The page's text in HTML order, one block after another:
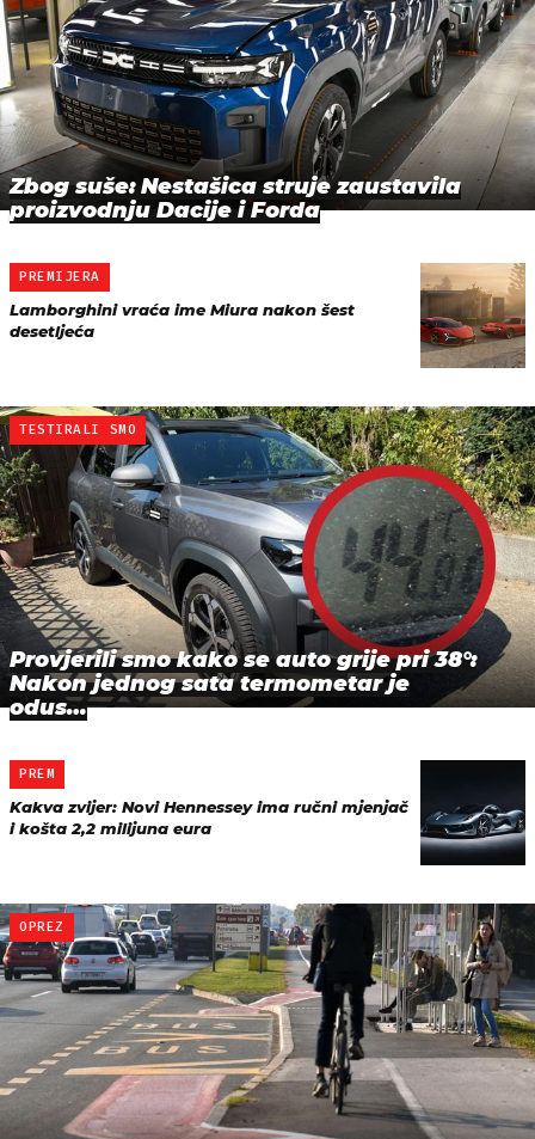
Zbog suše: Nestašica struje zaustavila
proizvodnju Dacije i Forda
PREMIJERA
Lamborghini vraća ime Miura nakon šest
desetljeća
TESTIRALI SMO
Provjerili smo kako se auto grije pri 38°:
Nakon jednog sata termometar je
odus…
PREM
Kakva zvijer: Novi Hennessey ima ručni mjenjač
i košta 2,2 milijuna eura
OPREZ